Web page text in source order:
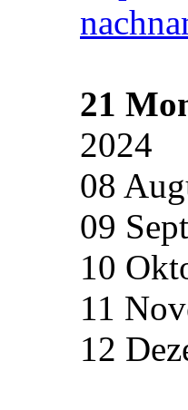
21
2024
08
09
10
11
12